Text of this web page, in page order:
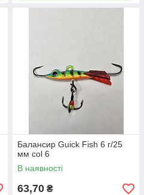
Балансир Guick Fish 6 г/25
мм col 6
В наявності
63,70 ₴